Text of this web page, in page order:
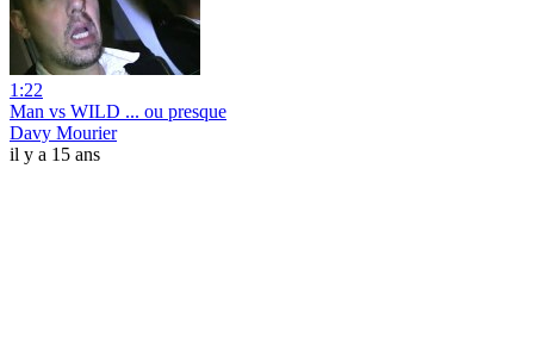
1:22
Man vs WILD ... ou presque
Davy Mourier
il y a 15 ans